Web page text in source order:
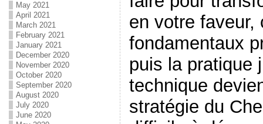
May 2021
April 2021
March 2021
February 2021
January 2021
December 2020
November 2020
October 2020
September 2020
August 2020
July 2020
June 2020
en votre faveur,
fondamentaux
puis la pratique
technique
stratégie du